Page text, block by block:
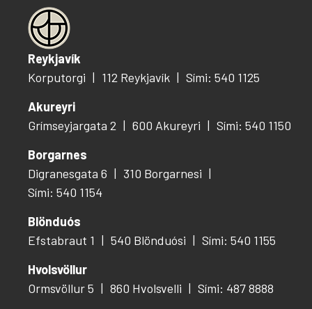
Reykjavík
Korputorgi
112 Reykjavík
Sími: 540 1125
Akureyri
Grímseyjargata 2
600 Akureyri
Sími: 540 1150
Borgarnes
Digranesgata 6
310 Borgarnesi
Sími: 540 1154
Blönduós
Efstabraut 1
540 Blönduósi
Sími: 540 1155
Hvolsvöllur
Ormsvöllur 5
860 Hvolsvelli Sími: 487 8888